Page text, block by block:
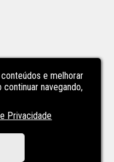
e melhorar
navegando,
Privacidade